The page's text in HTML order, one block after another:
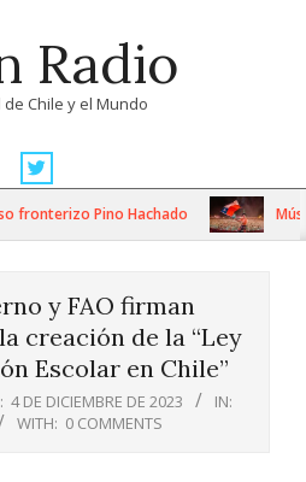
Radio
Chile y el Mundo
Pino Hachado Música:
y FAO firman
creación de la “Ley
Escolar en Chile”
4 DE DICIEMBRE DE 2023
IN:
WITH: 0 COMMENTS